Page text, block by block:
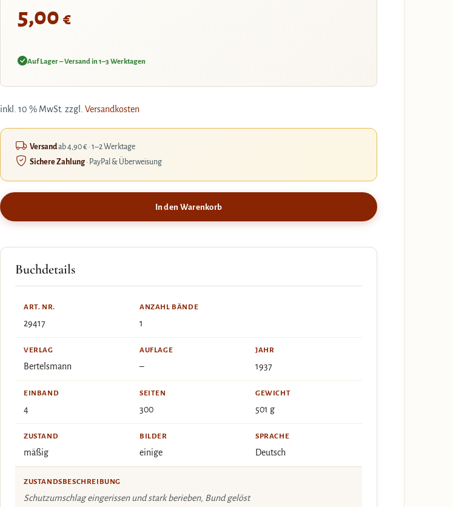
5,00 €
Auf Lager – Versand in 1–3 Werktagen
inkl. 10 % MwSt. zzgl. Versandkosten
Versandab 4,90 € · 1–2 Werktage
Sichere Zahlung· PayPal & Überweisung
In den Warenkorb
Buchdetails
ART. NR.
29417
ANZAHL BÄNDE
1
VERLAG
Bertelsmann
AUFLAGE
–
JAHR
1937
EINBAND
4
SEITEN
300
GEWICHT
501 g
ZUSTAND
mäßig
BILDER
einige
SPRACHE
Deutsch
ZUSTANDSBESCHREIBUNG
Schutzumschlag eingerissen und stark berieben, Bund gelöst